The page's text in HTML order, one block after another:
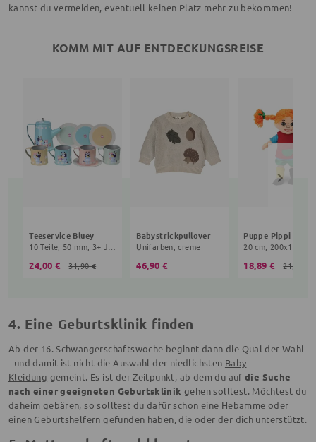
kannst du vermeiden, eventuell keinen Platz mehr zu bekommen!
KOMM MIT AUF ENTDECKUNGSREISE
Teeservice Bluey
24,00 € 31,90 €
Babystrickpullover
Unifarben, creme
46,90 € 18,89 € 21,90 €
4. Eine Geburtsklinik finden
Ab der 16. Schwangerschaftswoche beginnt dann die Qual der Wahl
- und damit ist nicht die Auswahl der niedlichsten Baby
Kleidung gemeint. Es ist der Zeitpunkt, ab dem du aufdie Suche
nach einer geeigneten Geburtsklinik gehen solltest. Möchtest du
daheim gebären, so solltest du dafür schon eine Hebamme oder
einen Geburtshelfern gefunden haben, die oder der dich unterstützt.